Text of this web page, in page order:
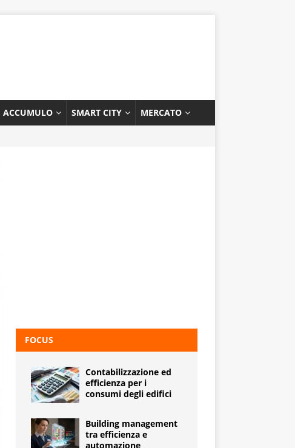
ACCUMULO SMART CITY MERCATO
FOCUS
Contabilizzazione ed
efficienza per i
consumi degli edifici
Building management
tra efficienza e
automazione